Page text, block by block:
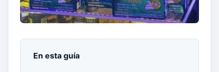
En esta guía